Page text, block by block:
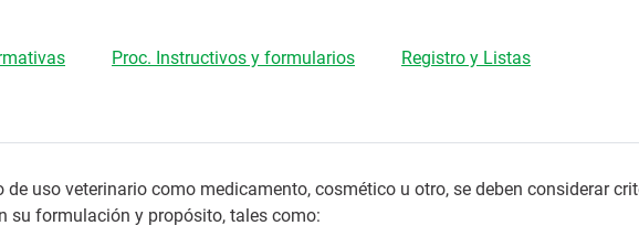
Proc. Instructivos y formularios Registro y Listas
uso veterinario como medicamento, cosmético u otro, se deben considerar
su formulación y propósito, tales como: